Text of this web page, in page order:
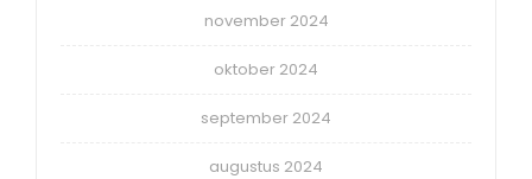
november 2024
oktober 2024
september 2024
augustus 2024